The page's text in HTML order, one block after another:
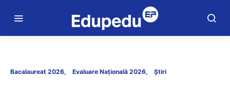
Bacalaureat 2026 Evaluare Națională 2026 Știri